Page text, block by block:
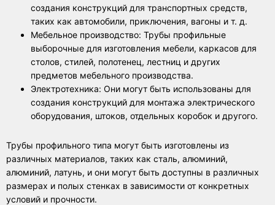
создания конструкций для транспортных средств,
таких как автомобили, приключения, вагоны и т. д.
Мебельное производство: Трубы профильные
выборочные для изготовления мебели, каркасов для
столов, стилей, полотенец, лестниц и других
предметов мебельного производства.
Электротехника: Они могут быть использованы для
создания конструкций для монтажа электрического
оборудования, штоков, отдельных коробок и другого.
Трубы профильного типа могут быть изготовлены из
различных материалов, таких как сталь, алюминий,
алюминий, латунь, и они могут быть доступны в различных
размерах и полых стенках в зависимости от конкретных
условий и прочности.